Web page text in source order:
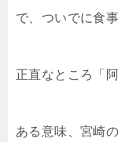
で、ついでに食事
正直なところ「
ある意味、宮崎